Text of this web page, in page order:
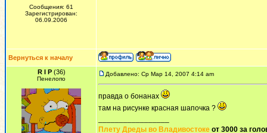
Сообщения: 61
Зарегистрирован:
06.09.2006
Вернуться к началу
R I P(36)
Пенелопо
Добавлено: Ср Мар 14, 2007 4:14 am
правда о бонанах
там на рисунке красная шапочка ?
Плету Дреды во Владивостоке от 3000 за